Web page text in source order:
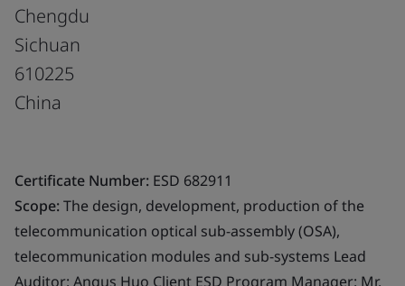
Chengdu
Sichuan
610225
China
Certificate Number: ESD 682911
Scope:The design, development, production of the
telecommunication optical sub-assembly (OSA),
telecommunication modules and sub-systems Lead
Auditor: Angus Huo Client ESD Program Manager: Mr.